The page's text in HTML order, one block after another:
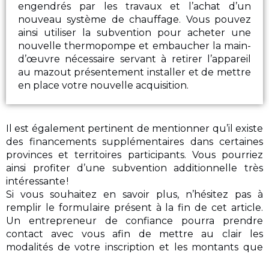
engendrés par les travaux et l’achat d’un
nouveau système de chauffage. Vous pouvez
ainsi utiliser la subvention pour acheter une
nouvelle thermopompe et embaucher la main-
d’œuvre nécessaire servant à retirer l’appareil
au mazout présentement installer et de mettre
en place votre nouvelle acquisition.
Il est également pertinent de mentionner qu’il existe
des financements supplémentaires dans certaines
provinces et territoires participants. Vous pourriez
ainsi profiter d’une subvention additionnelle très
intéressante !
Si vous souhaitez en savoir plus, n’hésitez pas à
remplir le formulaire présent à la fin de cet article.
Un entrepreneur de confiance pourra prendre
contact avec vous afin de mettre au clair les
modalités de votre inscription et les montants que